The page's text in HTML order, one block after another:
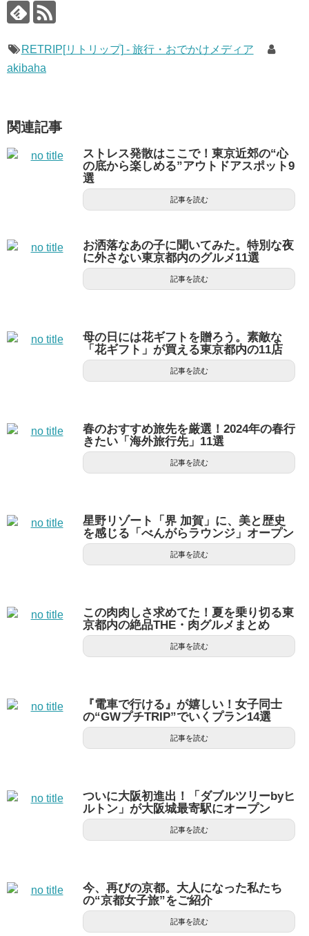
RETRIP[リトリップ] - 旅行・おでかけメディア
akibaha
関連記事
ストレス発散はここで！東京近郊の“心
の底から楽しめる”アウトドアスポット9
選
記事を読む
お洒落なあの子に聞いてみた。特別な夜
に外さない東京都内のグルメ11選
記事を読む
母の日には花ギフトを贈ろう。素敵な
「花ギフト」が買える東京都内の11店
記事を読む
春のおすすめ旅先を厳選！2024年の春行
きたい「海外旅行先」11選
記事を読む
星野リゾート「界 加賀」に、美と歴史
を感じる「べんがらラウンジ」オープン
記事を読む
この肉肉しさ求めてた！夏を乗り切る東
京都内の絶品THE・肉グルメまとめ
記事を読む
『電車で行ける』が嬉しい！女子同士
の“GWプチTRIP”でいくプラン14選
記事を読む
ついに大阪初進出！「ダブルツリーbyヒ
ルトン」が大阪城最寄駅にオープン
記事を読む
今、再びの京都。大人になった私たち
の“京都女子旅”をご紹介
記事を読む